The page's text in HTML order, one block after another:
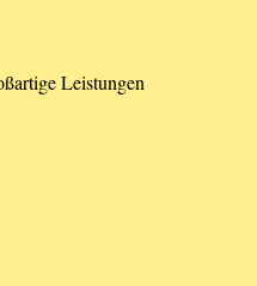
Leistungen